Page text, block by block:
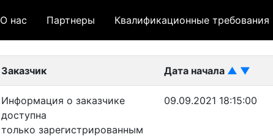
О нас Партнеры Квалификационные требования
Заказчик Дата начала ▲ ▼
Информация о заказчике
доступна
только зарегистрированным
09.09.2021 18:15:00